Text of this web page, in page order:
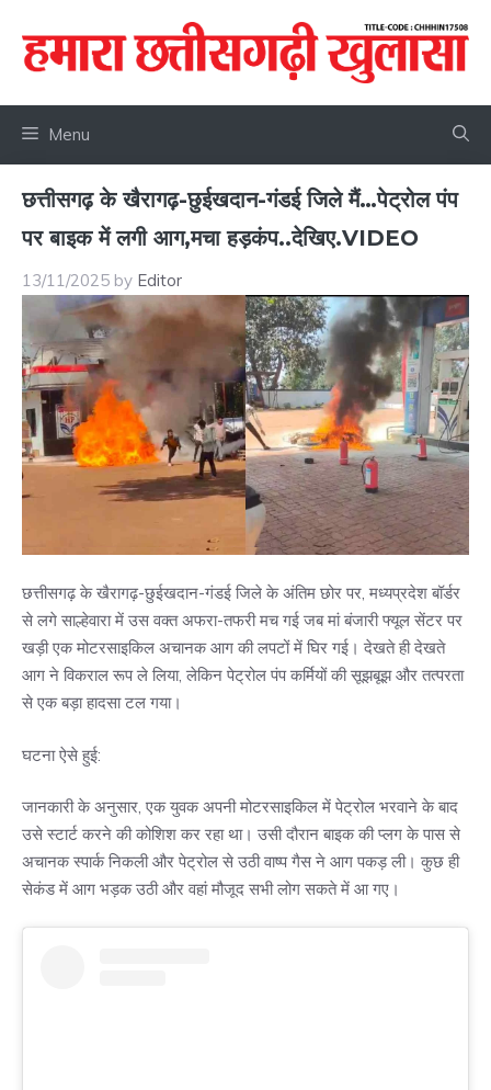
content
Menu
छत्तीसगढ़ के खैरागढ़-छुईखदान-गंडई जिले मैं…पेट्रोल पंप
पर बाइक में लगी आग,मचा हड़कंप..देखिए.VIDEO
13/11/2025 by Editor
छत्तीसगढ़ के खैरागढ़-छुईखदान-गंडई जिले के अंतिम छोर पर, मध्यप्रदेश बॉर्डर
से लगे साल्हेवारा में उस वक्त अफरा-तफरी मच गई जब मां बंजारी फ्यूल सेंटर पर
खड़ी एक मोटरसाइकिल अचानक आग की लपटों में घिर गई। देखते ही देखते
आग ने विकराल रूप ले लिया, लेकिन पेट्रोल पंप कर्मियों की सूझबूझ और तत्परता
से एक बड़ा हादसा टल गया।
घटना ऐसे हुई:
जानकारी के अनुसार, एक युवक अपनी मोटरसाइकिल में पेट्रोल भरवाने के बाद
उसे स्टार्ट करने की कोशिश कर रहा था। उसी दौरान बाइक की प्लग के पास से
अचानक स्पार्क निकली और पेट्रोल से उठी वाष्प गैस ने आग पकड़ ली। कुछ ही
सेकंड में आग भड़क उठी और वहां मौजूद सभी लोग सकते में आ गए।